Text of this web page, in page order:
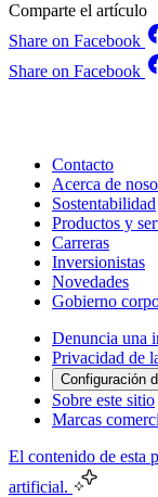
Comparte el artículo
Share on Facebook
Share on Facebook
Contacto
Acerca de
Sostentabilidad
Productos y
Carreras
Inversionistas
Novedades
Gobierno
Denuncia una
Privacidad de
Configuración
Sobre este sitio
Marcas
El contenido de esta
artificial.